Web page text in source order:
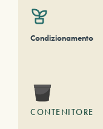
Condizionamento
CONTENITORE